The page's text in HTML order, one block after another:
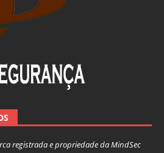
registrada e propriedade da MindSec